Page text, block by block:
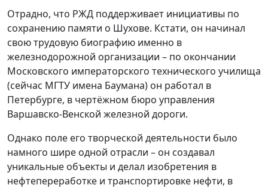
Отрадно, что РЖД поддерживает инициативы по
сохранению памяти о Шухове. Кстати, он начинал
свою трудовую биографию именно в
железнодорожной организации – по окончании
Московского императорского технического училища
(сейчас МГТУ имена Баумана) он работал в
Петербурге, в чертёжном бюро управления
Варшавско-Венской железной дороги.
Однако поле его творческой деятельности было
намного шире одной отрасли – он создавал
уникальные объекты и делал изобретения в
нефтепереработке и транспортировке нефти, в